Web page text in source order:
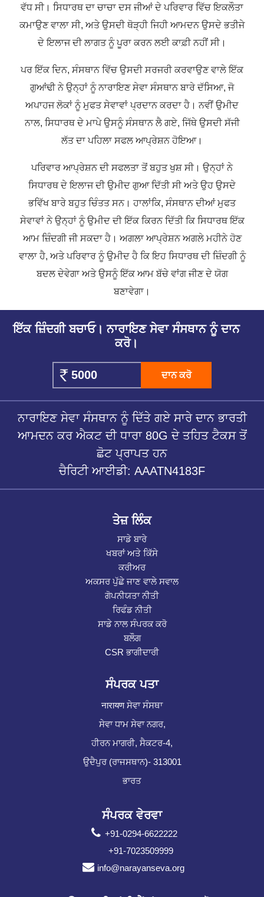
ਵੱਧ ਸੀ। ਸਿਧਾਰਥ ਦਾ ਚਾਚਾ ਦਸ ਜੀਆਂ ਦੇ ਪਰਿਵਾਰ ਵਿੱਚ ਇਕਲੌਤਾ
ਕਮਾਉਣ ਵਾਲਾ ਸੀ, ਅਤੇ ਉਸਦੀ ਥੋੜ੍ਹੀ ਜਿਹੀ ਆਮਦਨ ਉਸਦੇ ਭਤੀਜੇ
ਦੇ ਇਲਾਜ ਦੀ ਲਾਗਤ ਨੂੰ ਪੂਰਾ ਕਰਨ ਲਈ ਕਾਫ਼ੀ ਨਹੀਂ ਸੀ।
ਪਰ ਇੱਕ ਦਿਨ, ਸੰਸਥਾਨ ਵਿੱਚ ਉਸਦੀ ਸਰਜਰੀ ਕਰਵਾਉਣ ਵਾਲੇ ਇੱਕ
ਗੁਆਂਢੀ ਨੇ ਉਨ੍ਹਾਂ ਨੂੰ ਨਾਰਾਇਣ ਸੇਵਾ ਸੰਸਥਾਨ ਬਾਰੇ ਦੱਸਿਆ, ਜੋ
ਅਪਾਹਜ ਲੋਕਾਂ ਨੂੰ ਮੁਫਤ ਸੇਵਾਵਾਂ ਪ੍ਰਦਾਨ ਕਰਦਾ ਹੈ। ਨਵੀਂ ਉਮੀਦ
ਨਾਲ, ਸਿਧਾਰਥ ਦੇ ਮਾਪੇ ਉਸਨੂੰ ਸੰਸਥਾਨ ਲੈ ਗਏ, ਜਿੱਥੇ ਉਸਦੀ ਸੱਜੀ
ਲੱਤ ਦਾ ਪਹਿਲਾ ਸਫਲ ਆਪ੍ਰੇਸ਼ਨ ਹੋਇਆ।
ਪਰਿਵਾਰ ਆਪ੍ਰੇਸ਼ਨ ਦੀ ਸਫਲਤਾ ਤੋਂ ਬਹੁਤ ਖੁਸ਼ ਸੀ। ਉਨ੍ਹਾਂ ਨੇ
ਸਿਧਾਰਥ ਦੇ ਇਲਾਜ ਦੀ ਉਮੀਦ ਗੁਆ ਦਿੱਤੀ ਸੀ ਅਤੇ ਉਹ ਉਸਦੇ
ਭਵਿੱਖ ਬਾਰੇ ਬਹੁਤ ਚਿੰਤਤ ਸਨ। ਹਾਲਾਂਕਿ, ਸੰਸਥਾਨ ਦੀਆਂ ਮੁਫਤ
ਸੇਵਾਵਾਂ ਨੇ ਉਨ੍ਹਾਂ ਨੂੰ ਉਮੀਦ ਦੀ ਇੱਕ ਕਿਰਨ ਦਿੱਤੀ ਕਿ ਸਿਧਾਰਥ ਇੱਕ
ਆਮ ਜ਼ਿੰਦਗੀ ਜੀ ਸਕਦਾ ਹੈ। ਅਗਲਾ ਆਪ੍ਰੇਸ਼ਨ ਅਗਲੇ ਮਹੀਨੇ ਹੋਣ
ਵਾਲਾ ਹੈ, ਅਤੇ ਪਰਿਵਾਰ ਨੂੰ ਉਮੀਦ ਹੈ ਕਿ ਇਹ ਸਿਧਾਰਥ ਦੀ ਜ਼ਿੰਦਗੀ ਨੂੰ
ਬਦਲ ਦੇਵੇਗਾ ਅਤੇ ਉਸਨੂੰ ਇੱਕ ਆਮ ਬੱਚੇ ਵਾਂਗ ਜੀਣ ਦੇ ਯੋਗ
ਬਣਾਵੇਗਾ।
ਇੱਕ ਜ਼ਿੰਦਗੀ ਬਚਾਓ। ਨਾਰਾਇਣ ਸੇਵਾ ਸੰਸਥਾਨ ਨੂੰ ਦਾਨ
ਕਰੋ।
ਦਾਨ ਕਰੋ
ਨਾਰਾਇਣ ਸੇਵਾ ਸੰਸਥਾਨ ਨੂੰ ਦਿੱਤੇ ਗਏ ਸਾਰੇ ਦਾਨ ਭਾਰਤੀ
ਆਮਦਨ ਕਰ ਐਕਟ ਦੀ ਧਾਰਾ 80G ਦੇ ਤਹਿਤ ਟੈਕਸ ਤੋਂ
ਛੋਟ ਪ੍ਰਾਪਤ ਹਨ
ਚੈਰਿਟੀ ਆਈਡੀ: AAATN4183F
ਤੇਜ਼ ਲਿੰਕ
ਸਾਡੇ ਬਾਰੇ
ਖਬਰਾਂ ਅਤੇ ਕਿੱਸੇ
ਕਰੀਅਰ
ਅਕਸਰ ਪੁੱਛੇ ਜਾਣ ਵਾਲੇ ਸਵਾਲ
ਗੋਪਨੀਯਤਾ ਨੀਤੀ
ਰਿਫੰਡ ਨੀਤੀ
ਸਾਡੇ ਨਾਲ ਸੰਪਰਕ ਕਰੋ
ਬਲੌਗ
CSR ਭਾਗੀਦਾਰੀ
ਸੰਪਰਕ ਪਤਾ
नारायण ਸੇਵਾ ਸੰਸਥਾ
ਸੇਵਾ ਧਾਮ ਸੇਵਾ ਨਗਰ,
ਹੀਰਨ ਮਾਗਰੀ, ਸੈਕਟਰ-4,
ਉਦੈਪੁਰ (ਰਾਜਸਥਾਨ)- 313001
ਭਾਰਤ
ਸੰਪਰਕ ਵੇਰਵਾ
+91-0294-6622222
+91-7023509999
info@narayanseva.org